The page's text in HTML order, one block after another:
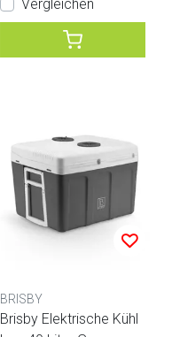
Vergleichen
BRISBY
Brisby Elektrische Kühl